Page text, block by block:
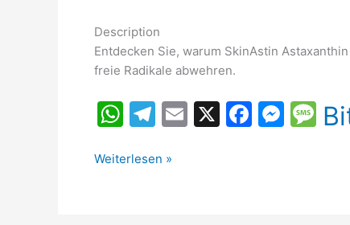
Description
Entdecken Sie, warum SkinAstin
freie Radikale abwehren.
W
at
T
e
E
X
F
M M
Vergleich
Weiterlesen »